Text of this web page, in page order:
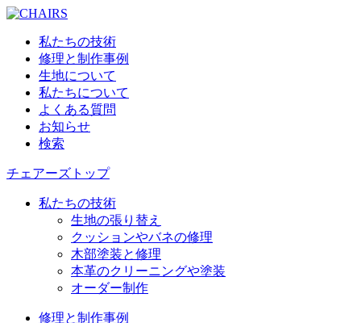
私たちの技術
修理と制作事例
生地について
私たちについて
よくある質問
お知らせ
検索
チェアーズトップ
私たちの技術
生地の張り替え
クッションやバネの修理
木部塗装と修理
本革のクリーニングや塗装
オーダー制作
修理と制作事例